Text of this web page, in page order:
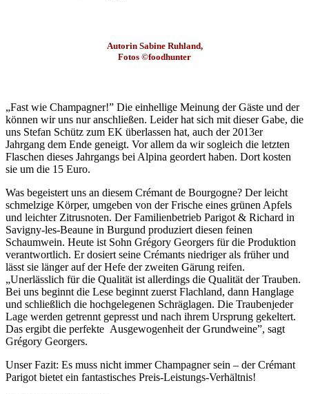
Autorin Sabine Ruhland,
Fotos ©foodhunter
„Fast wie Champagner!” Die einhellige Meinung der Gäste und der
können wir uns nur anschließen. Leider hat sich mit dieser Gabe, die
uns Stefan Schütz zum EK überlassen hat, auch der 2013er
Jahrgang dem Ende geneigt. Vor allem da wir sogleich die letzten
Flaschen dieses Jahrgangs bei Alpina geordert haben. Dort kosten
sie um die 15 Euro.
Was begeistert uns an diesem Crémant de Bourgogne? Der leicht
schmelzige Körper, umgeben von der Frische eines grünen Apfels
und leichter Zitrusnoten. Der Familienbetrieb Parigot & Richard in
Savigny-les-Beaune in Burgund produziert diesen feinen
Schaumwein. Heute ist Sohn Grégory Georgers für die Produktion
verantwortlich. Er dosiert seine Crémants niedriger als früher und
lässt sie länger auf der Hefe der zweiten Gärung reifen.
„Unerlässlich für die Qualität ist allerdings die Qualität der Trauben.
Bei uns beginnt die Lese beginnt zuerst Flachland, dann Hanglage
und schließlich die hochgelegenen Schräglagen. Die Traubenjeder
Lage werden getrennt gepresst und nach ihrem Ursprung gekeltert.
Das ergibt die perfekte Ausgewogenheit der Grundweine”, sagt
Grégory Georgers.
Unser Fazit: Es muss nicht immer Champagner sein – der Crémant
Parigot bietet ein fantastisches Preis-Leistungs-Verhältnis!